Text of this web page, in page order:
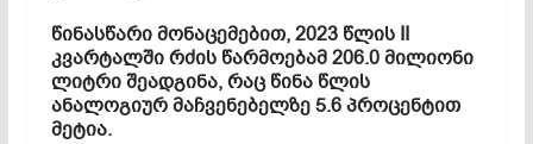
წინასწარი მონაცემებით, 2023 წლის II
კვარტალში რძის წარმოებამ 206.0 მილიონი
ლიტრი შეადგინა, რაც წინა წლის
ანალოგიურ მაჩვენებელზე 5.6 პროცენტით
მეტია.